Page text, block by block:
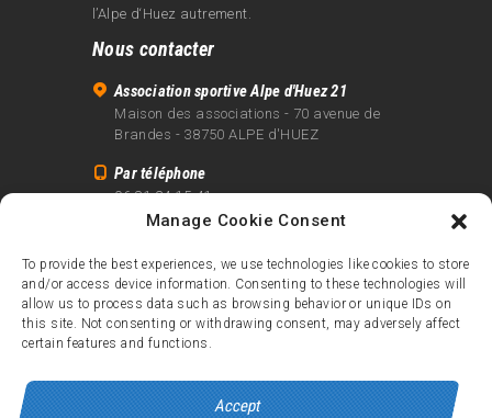
Manage Cookie Consent
To provide the best experiences, we use technologies like cookies to store
and/or access device information. Consenting to these technologies will
allow us to process data such as browsing behavior or unique IDs on
this site. Not consenting or withdrawing consent, may adversely affect
certain features and functions.
Accept
l’Alpe d‘Huez autrement.
Nous contacter
Association sportive Alpe d'Huez 21
Maison des associations - 70 avenue de
Brandes - 38750 ALPE d'HUEZ
Par téléphone
06 81 24 15 41
info@alpe21.fr
Mentions légales
Contact
crédits